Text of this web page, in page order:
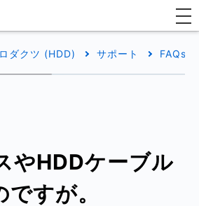
ダクツ (HDD) サポート FAQs
やHDDケーブル
すが。